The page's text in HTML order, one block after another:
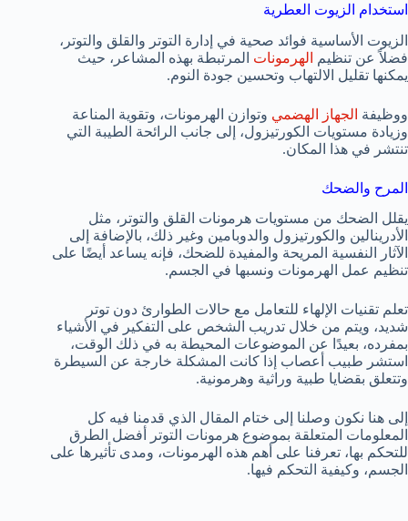
استخدام الزيوت العطرية
الزيوت الأساسية فوائد صحية في إدارة التوتر والقلق والتوتر،
فضلاً عن تنظيم
الهرمونات المرتبطة بهذه المشاعر، حيث
يمكنها تقليل الالتهاب وتحسين جودة النوم.
ووظيفة الجهاز الهضمي وتوازن الهرمونات، وتقوية المناعة
وزيادة مستويات الكورتيزول، إلى جانب الرائحة الطيبة التي
تنتشر في هذا المكان.
المرح والضحك
يقلل الضحك من مستويات هرمونات القلق والتوتر، مثل
الأدرينالين والكورتيزول والدوبامين وغير ذلك، بالإضافة إلى
الآثار النفسية المريحة والمفيدة للضحك، فإنه يساعد أيضًا على
تنظيم عمل الهرمونات ونسبها في الجسم.
تعلم تقنيات الإلهاء للتعامل مع حالات الطوارئ دون توتر
شديد، ويتم من خلال تدريب الشخص على التفكير في الأشياء
بمفرده، بعيدًا عن الموضوعات المحيطة به في ذلك الوقت،
استشر طبيب أعصاب إذا كانت المشكلة خارجة عن السيطرة
وتتعلق بقضايا طبية وراثية وهرمونية.
إلى هنا نكون وصلنا إلى ختام المقال الذي قدمنا فيه كل
المعلومات المتعلقة بموضوع هرمونات التوتر أفضل الطرق
للتحكم بها، تعرفنا على أهم هذه الهرمونات، ومدى تأثيرها على
الجسم، وكيفية التحكم فيها.